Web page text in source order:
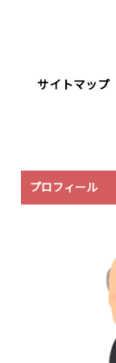
サイトマップ
プロフィール